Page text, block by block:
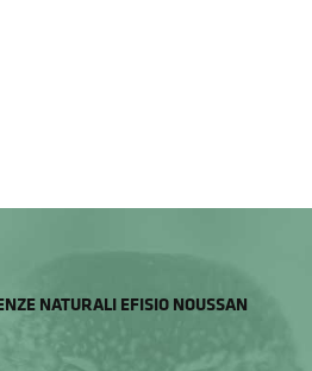
NATURALI EFISIO NOUSSAN